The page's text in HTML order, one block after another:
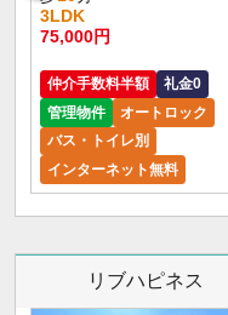
3LDK
75,000円
仲介手数料半額
礼金0
管理物件
オートロック
バス・トイレ別
インターネット無料
リブハピネス